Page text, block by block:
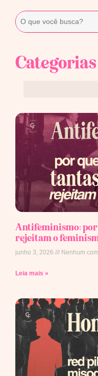
Categorias
Antifeminismo:
rejeitam o
junho 3, 2026 Nenhum
Leia mais »